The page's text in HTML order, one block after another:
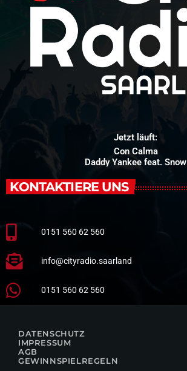
Jetzt läuft:
Con Calma
Daddy Yankee feat. Snow
KONTAKTIERE UNS
0151 560 62 560
info@cityradio.saarland
0151 560 62 560
DATENSCHUTZ
IMPRESSUM
AGB
GEWINNSPIELREGELN